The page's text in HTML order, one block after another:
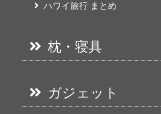
ハワイ旅行 まとめ
枕・寝具
ガジェット